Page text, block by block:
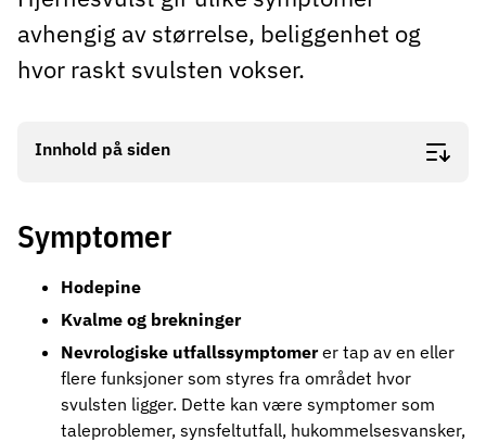
avhengig av størrelse, beliggenhet og
hvor raskt svulsten vokser.
Innhold på siden
Symptomer
Hodepine
Kvalme og brekninger
Nevrologiske utfallssymptomerer tap av en eller
flere funksjoner som styres fra området hvor
svulsten ligger. Dette kan være symptomer som
taleproblemer, synsfeltutfall, hukommelsesvansker,